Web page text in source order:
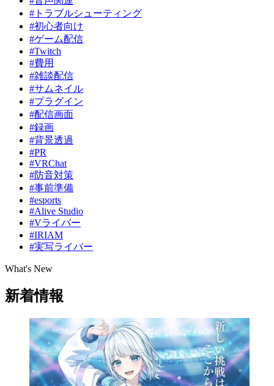
#トラブルシューティング
#初心者向け
#ゲーム配信
#Twitch
#費用
#雑談配信
#サムネイル
#プラグイン
#配信画面
#録画
#背景透過
#PR
#VRChat
#防音対策
#事前準備
#esports
#Alive Studio
#Vライバー
#IRIAM
#実写ライバー
What's New
新着情報